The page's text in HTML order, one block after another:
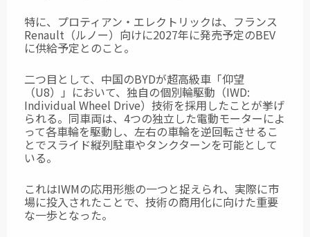
特に、プロティアン・エレクトリックは、フランス
Renault（ルノー）向けに2027年に発売予定のBEV
に供給予定とのこと。
二つ目として、中国のBYDが超高級車「仰望
（U8）」において、独自の個別輪駆動（IWD:
Individual Wheel Drive）技術を採用したことが挙げ
られる。同車両は、4つの独立した電動モーターによ
って各車輪を駆動し、左右の車輪を逆回転させるこ
とでスライド縦列駐車やタンクターンを可能として
いる。
これはIWMの応用形態の一つと捉えられ、実際に市
場に投入されたことで、技術の商用化に向けた重要
な一歩となった。